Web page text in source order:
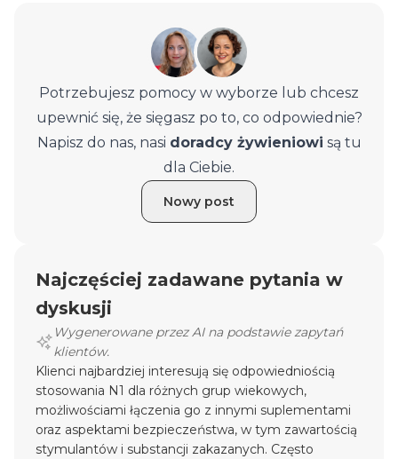
Potrzebujesz pomocy w wyborze lub chcesz
upewnić się, że sięgasz po to, co odpowiednie?
Napisz do nas, nasi doradcy żywieniowi są tu
dla Ciebie.
Nowy post
Najczęściej zadawane pytania w
dyskusji
Wygenerowane przez AI na podstawie zapytań
klientów.
Klienci najbardziej interesują się odpowiedniością
stosowania N1 dla różnych grup wiekowych,
możliwościami łączenia go z innymi suplementami
oraz aspektami bezpieczeństwa, w tym zawartością
stymulantów i substancji zakazanych. Często